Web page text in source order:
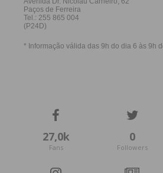
27,0k
Fans
0
Followers